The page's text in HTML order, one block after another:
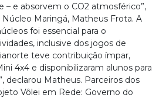
– e absorvem o CO2 atmosférico”,
Maringá, Matheus Frota. A
foi essencial para o
inclusive dos jogos de
teve contribuição ímpar,
4x4 e disponibilizaram alunos para
declarou Matheus. Parceiros dos
Vôlei em Rede: Governo do